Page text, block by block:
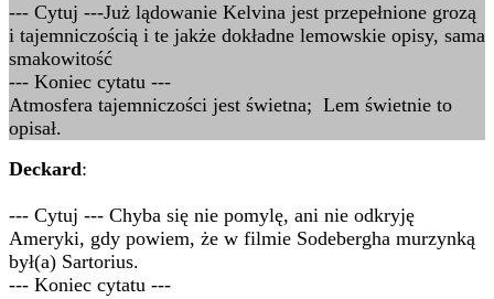
--- Cytuj ---Już lądowanie Kelvina jest przepełnione grozą
i tajemniczością i te jakże dokładne lemowskie opisy, sama
smakowitość
--- Koniec cytatu ---
Atmosfera tajemniczości jest świetna; Lem świetnie to
opisał.
Deckard:
--- Cytuj --- Chyba się nie pomylę, ani nie odkryję
Ameryki, gdy powiem, że w filmie Sodebergha murzynką
był(a) Sartorius.
--- Koniec cytatu ---